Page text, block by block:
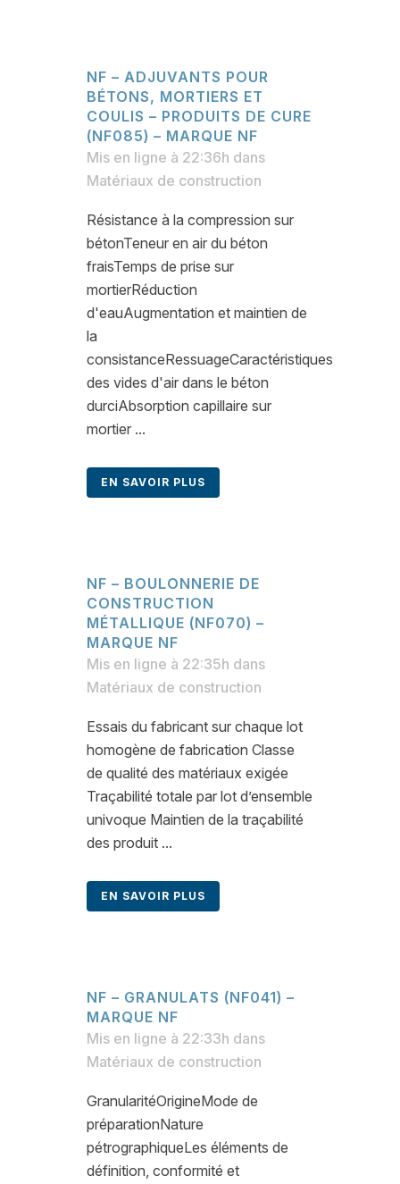
NF – ADJUVANTS POUR
BÉTONS, MORTIERS ET
COULIS – PRODUITS DE CURE
(NF085) – MARQUE NF
Mis en ligne à 22:36h dans
Matériaux de construction
Résistance à la compression sur
bétonTeneur en air du béton
fraisTemps de prise sur
mortierRéduction
d'eauAugmentation et maintien de
la
consistanceRessuageCaractéristiques
des vides d'air dans le béton
durciAbsorption capillaire sur
mortier ...
EN SAVOIR PLUS
NF – BOULONNERIE DE
CONSTRUCTION
MÉTALLIQUE (NF070) –
MARQUE NF
Mis en ligne à 22:35h dans
Matériaux de construction
Essais du fabricant sur chaque lot
homogène de fabrication Classe
de qualité des matériaux exigée
Traçabilité totale par lot d’ensemble
univoque Maintien de la traçabilité
des produit ...
EN SAVOIR PLUS
NF – GRANULATS (NF041) –
MARQUE NF
Mis en ligne à 22:33h dans
Matériaux de construction
GranularitéOrigineMode de
préparationNature
pétrographiqueLes éléments de
définition, conformité et